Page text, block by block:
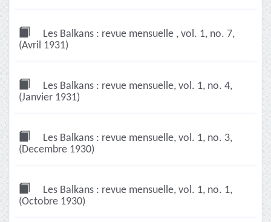
Les Balkans : revue mensuelle , vol. 1, no. 7,
(Avril 1931)
Les Balkans : revue mensuelle, vol. 1, no. 4,
(Janvier 1931)
Les Balkans : revue mensuelle, vol. 1, no. 3,
(Decembre 1930)
Les Balkans : revue mensuelle, vol. 1, no. 1,
(Octobre 1930)